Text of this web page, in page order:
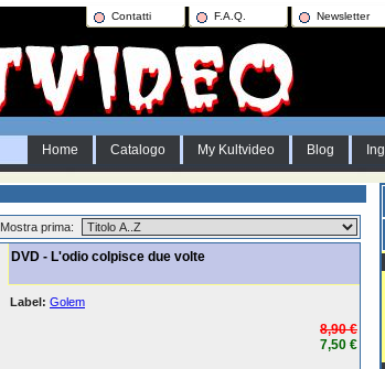
Contatti F.A.Q. Newsletter
Home Catalogo My Kultvideo Blog
Mostra prima:
DVD - L'odio colpisce due volte
Label: Golem
8,90 €
7,50 €